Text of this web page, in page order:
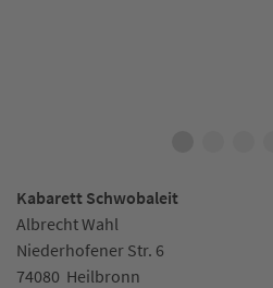
Kabarett Schwobaleit
Albrecht Wahl
Niederhofener Str. 6
74080 Heilbronn